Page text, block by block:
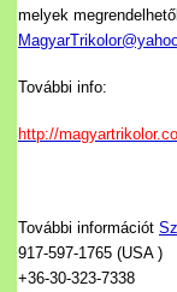
melyek
További info:
http://
További információt
917-597-1765 (USA )
+36-30-323-7338